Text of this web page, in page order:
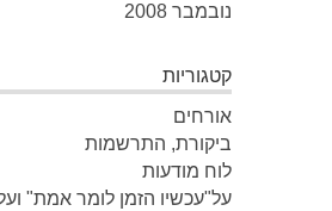
נובמבר 2008
קטגוריות
אורחים
ביקורת, התרשמות
לוח מודעות
על"עכשיו הזמן לומר אמת"